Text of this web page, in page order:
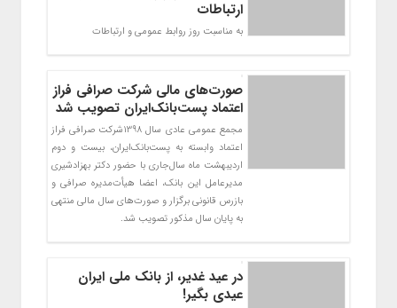
ارتباطات
به مناسبت روز روابط عمومی و ارتباطات
صورت‌های مالی شرکت صرافی فراز
اعتماد پست‌بانک‌ایران تصویب شد
مجمع عمومی عادی سال 1398شرکت صرافی فراز
اعتماد وابسته به پست‌بانک‌ایران، بیست و دوم
اردیبهشت ماه سال‌جاری با حضور دکتر بهزادشیری
مدیرعامل این بانک، اعضا هیأت‌مدیره صرافی و
بازرس قانونی برگزار و صورت‌های سال مالی منتهی
به پایان سال مذکور تصویب شد.
در عید غدیر، از بانک ملی ایران
عیدی بگیر!